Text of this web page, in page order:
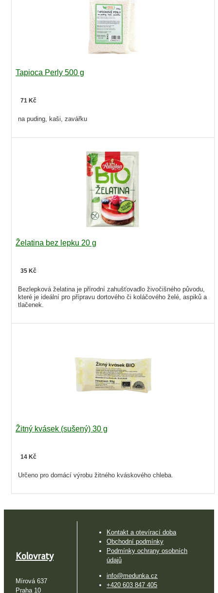
Tapioca Perly 500 g
71 Kč
na puding, kaši, zavářku
Želatina bez lepku 20 g
35 Kč
Bezlepková želatina je přírodní zahušťovadlo živočišného původu,
které je ideální pro přípravu dortového či koláčového želé, aspiků a
tlačenek.
Žitný kvásek (sušený) 30 g
14 Kč
Určeno pro domácí výrobu žitného kváskového chleba.
Kolovraty
Mírová 637
Praha 10
Kontakt a otevírací doba
Obchodní podmínky
Podmínky ochrany osobních
údajů
info@medunka.cz
+420 603 847 405